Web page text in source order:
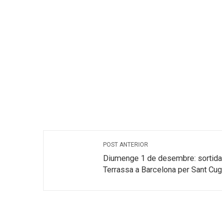
POST ANTERIOR
Diumenge 1 de desembre:
Terrassa a Barcelona per Sant